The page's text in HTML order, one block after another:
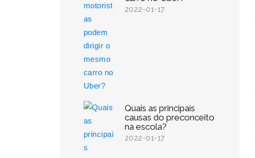
2022-01-17
Quais as principais
causas do preconceito
na escola?
2022-01-17